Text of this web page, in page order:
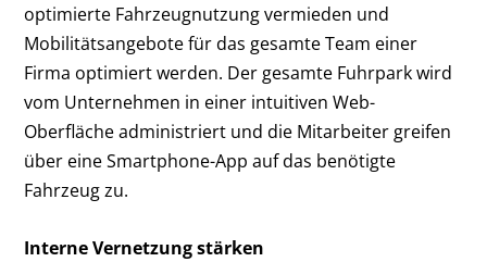
optimierte Fahrzeugnutzung vermieden und
Mobilitätsangebote für das gesamte Team einer
Firma optimiert werden. Der gesamte Fuhrpark wird
vom Unternehmen in einer intuitiven Web-
Oberfläche administriert und die Mitarbeiter greifen
über eine Smartphone-App auf das benötigte
Fahrzeug zu.
Interne Vernetzung stärken